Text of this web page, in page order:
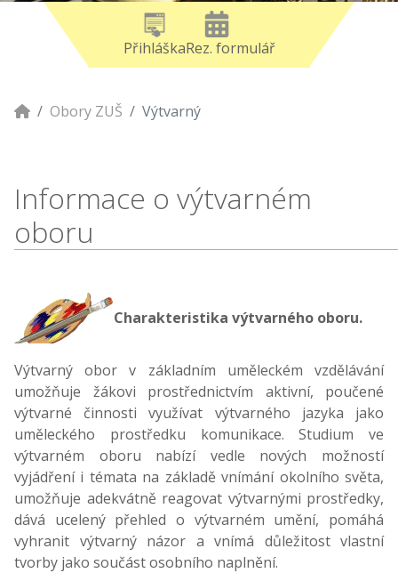
PřihláškaRez. formulář
Obory ZUŠ Výtvarný
Informace o výtvarném
oboru
Charakteristika výtvarného oboru.
Výtvarný obor v základním uměleckém vzdělávání
umožňuje žákovi prostřednictvím aktivní, poučené
výtvarné činnosti využívat výtvarného jazyka jako
uměleckého prostředku komunikace. Studium ve
výtvarném oboru nabízí vedle nových možností
vyjádření i témata na základě vnímání okolního světa,
umožňuje adekvátně reagovat výtvarnými prostředky,
dává ucelený přehled o výtvarném umění, pomáhá
vyhranit výtvarný názor a vnímá důležitost vlastní
tvorby jako součást osobního naplnění.